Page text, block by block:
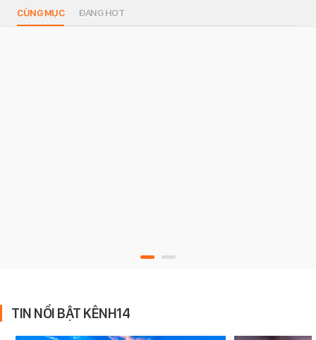
CÙNG MỤC ĐANG HOT
TIN NỔI BẬT KÊNH14